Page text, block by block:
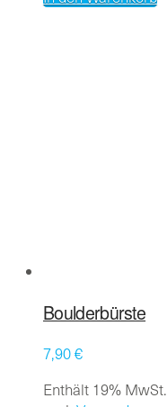
Boulderbürste
7,90€
Enthält 19% MwSt.